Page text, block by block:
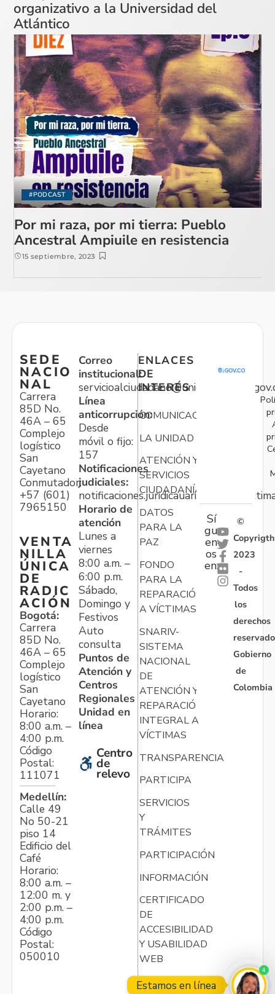
organizativo a la Universidad del
Atlántico
#PODCAST
Por mi raza, por mi tierra: Pueblo
Ancestral Ampiuile en resistencia
15 septiembre, 2023
SEDE
NACIO
NAL
Carrera
85D No.
46A – 65
Complejo
logístico
San
Cayetano
Conmutador:
+57 (601)
7965150
VENTA
NILLA
ÚNICA
DE
RADIC
ACIÓN
Bogotá:
Carrera
85D No.
46A – 65
Complejo
logístico
San
Cayetano
Horario:
8:00 a.m. –
4:00 p.m.
Código
Postal:
111071
Medellín:
Calle 49
No 50-21
piso 14
Edificio del
Café
Horario:
8:00 a.m. –
12:00 m. y
2:00 p.m. –
4:00 p.m.
Código
Postal:
050010
Correo
institucional:
Línea
anticorrupción:
Desde
móvil o fijo:
157
Notificaciones
judiciales:
Horario de
atención
Lunes a
viernes
8:00 a.m. –
6:00 p.m.
Sábado,
Domingo y
Festivos
Auto
consulta
Puntos de
Atención y
Centros
Regionales
Unidad en
línea
Centro
de
relevo
ENLACES
DE
INTERÉS
COMUNICACIONES
LA UNIDAD
ATENCIÓN Y
SERVICIOS
CIUDADANÍA
DATOS
PARA LA
PAZ
FONDO
PARA LA
REPARACIÓN
A VÍCTIMAS
SNARIV-
SISTEMA
NACIONAL
DE
ATENCIÓN Y
REPARACIÓN
INTEGRAL A
VÍCTIMAS
TRANSPARENCIA
PARTICIPA
SERVICIOS
Y
TRÁMITES
PARTICIPACIÓN
INFORMACIÓN
CERTIFICADO
DE
ACCESIBILIDAD
Y USABILIDAD
WEB
Sí
gu
en
os
en:
©
Copyrigth
2023
-
Todos
los
derechos
Gobierno
de
Colombia
Estamos en línea
4